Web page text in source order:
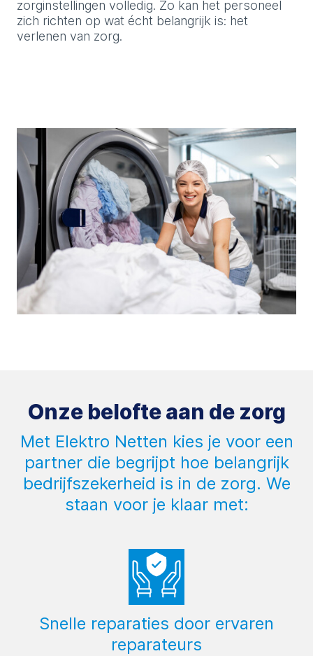
zorginstellingen volledig. Zo kan het personeel
zich richten op wat écht belangrijk is: het
verlenen van zorg.
Onze belofte aan de zorg
Met Elektro Netten kies je voor een
partner die begrijpt hoe belangrijk
bedrijfszekerheid is in de zorg. We
staan voor je klaar met:
Snelle reparaties door ervaren
reparateurs